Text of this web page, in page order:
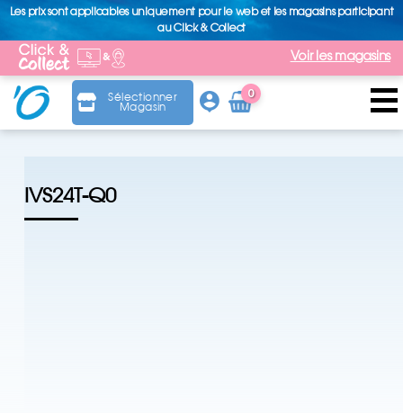
Les prix sont applicables uniquement pour le web et les magasins participant
au Click & Collect
Voir les magasins
Sélectionner
Magasin
0
Arti
cle
IVS24T-Q0